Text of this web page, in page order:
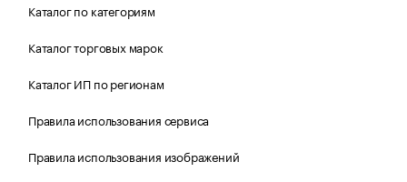
Каталог по категориям
Каталог торговых марок
Каталог ИП по регионам
Правила использования сервиса
Правила использования изображений